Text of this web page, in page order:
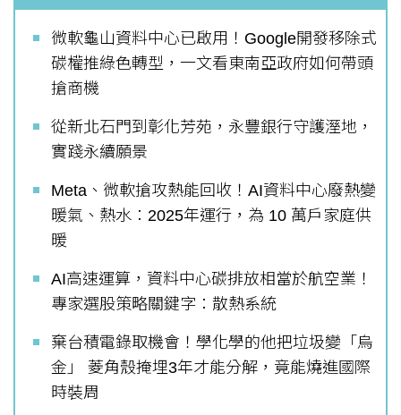
微軟龜山資料中心已啟用！Google開發移除式
碳權推綠色轉型，一文看東南亞政府如何帶頭
搶商機
從新北石門到彰化芳苑，永豐銀行守護溼地，
實踐永續願景
Meta、微軟搶攻熱能回收！AI資料中心廢熱變
暖氣、熱水：2025年運行，為 10 萬戶家庭供
暖
AI高速運算，資料中心碳排放相當於航空業！
專家選股策略關鍵字：散熱系統
棄台積電錄取機會！學化學的他把垃圾變「烏
金」 菱角殼掩埋3年才能分解，竟能燒進國際
時裝周